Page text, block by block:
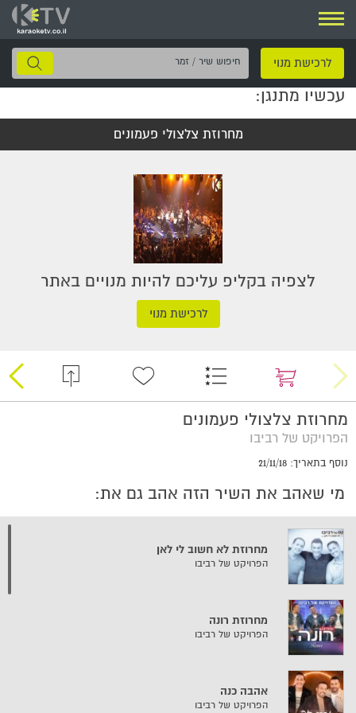
ניווט
לרכישת מנוי
חיפוש
שיר
עכשיו מתנגן:
מחרוזת צלצולי פעמונים
לצפיה בקליפ עליכם להיות מנויים באתר
לרכישת מנוי
מחרוזת צלצולי פעמונים
הפרויקט של רביבו
נוסף בתאריך: 21/11/18
מי שאהב את השיר הזה אהב גם את:
מחרוזת לא חשוב לי לאן
הפרויקט של רביבו
מחרוזת רונה
הפרויקט של רביבו
אהבה כנה
הפרויקט של רביבו